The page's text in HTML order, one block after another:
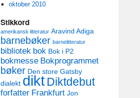
oktober 2010
Stikkord
amerikansk litteratur Aravind Adiga
barnebøker barnelitteratur
bibliotek bok Bok i P2
bokmesse Bokprogrammet
bøker Den store Gatsby
dialekt diktDiktdebut
forfatter Frankfurt Jon